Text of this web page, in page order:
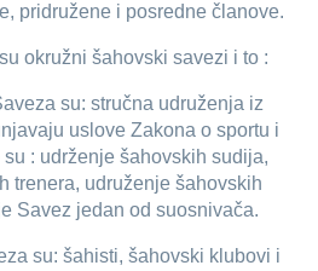
pridružene i posredne članove.
okružni šahovski savezi i to :
su: stručna udruženja iz
uslove Zakona o sportu i
: udrženje šahovskih sudija,
trenera, udruženje šahovskih
Savez jedan od suosnivača.
su: šahisti, šahovski klubovi i